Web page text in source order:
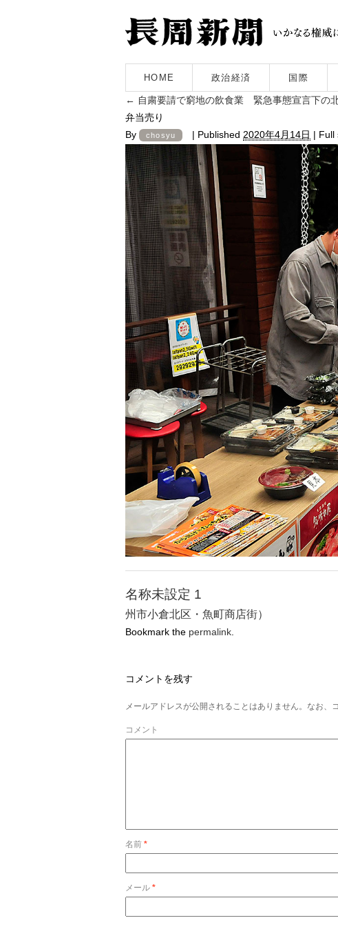
HOME 政治経済 国際
← 自粛要請で窮地の飲食業 緊急事態宣言下の
弁当売り
By
chosyu | Published 2020年4月14日 | Full
名称未設定 1
州市小倉北区・魚町商店街）
Bookmark the permalink
コメントを残す
メールアドレスが公開されることはありません。なお、
コメント
名前 *
メール *